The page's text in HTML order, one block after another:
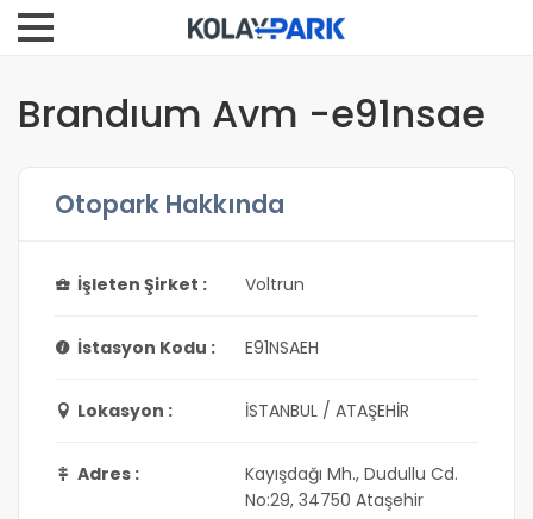
Brandıum Avm -e91nsae
Otopark Hakkında
İşleten Şirket : Voltrun
İstasyon Kodu : E91NSAEH
Lokasyon : İSTANBUL / ATAŞEHİR
Adres :
Kayışdağı Mh., Dudullu Cd.
No:29, 34750 Ataşehir